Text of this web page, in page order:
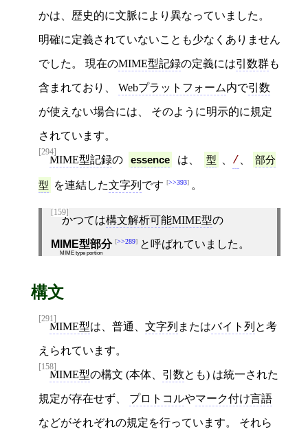
かは、歴史的に文脈により異なっていました。
明確に定義されていないことも少なくありません
でした。 現在のMIME型記録の定義には引数群も
含まれており、 Webプラットフォーム内で引数
が使えない場合には、 そのように明示的に規定
されています。
[294]
MIME型記録の essence は、 型 / 部分
型 を連結した文字列 です >>393 。
[159]
かつては構文解析可能MIME型の
MIME型部分
MIME type portion
>>289 と呼ばれていました。
構文
[291]
MIME型は、普通、 文字列 またはバイト列 と考
えられています。
[158]
MIME型の構文 (本体、 引数とも) は統一された
規定が存在せず、 プロトコルやマーク付け言語
などがそれぞれの規定を行っています。 それら